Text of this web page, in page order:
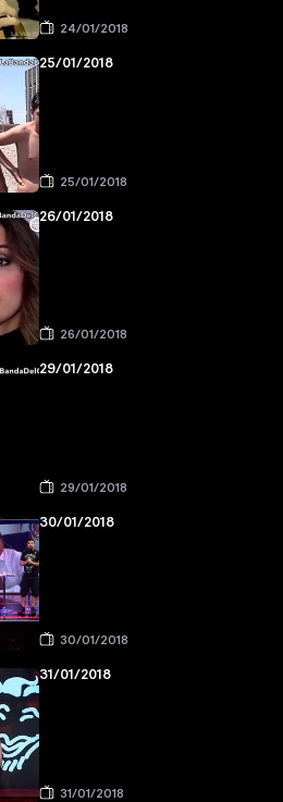
24/01/2018
25/01/2018
25/01/2018
26/01/2018
26/01/2018
29/01/2018
29/01/2018
30/01/2018
30/01/2018
31/01/2018
31/01/2018